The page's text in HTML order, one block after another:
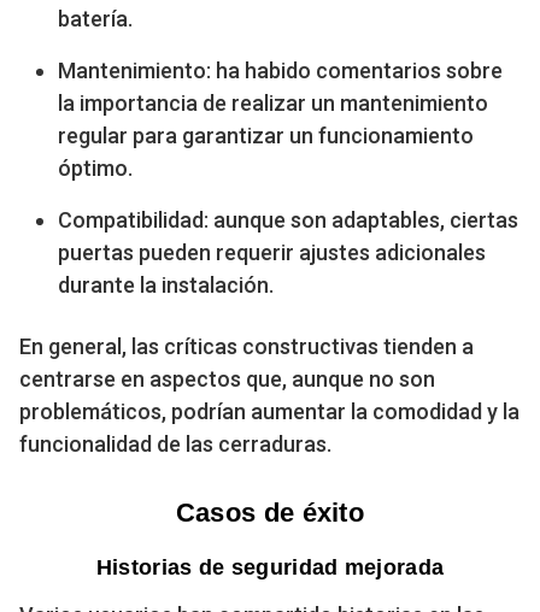
batería.
Mantenimiento: ha habido comentarios sobre
la importancia de realizar un mantenimiento
regular para garantizar un funcionamiento
óptimo.
Compatibilidad: aunque son adaptables, ciertas
puertas pueden requerir ajustes adicionales
durante la instalación.
En general, las críticas constructivas tienden a
centrarse en aspectos que, aunque no son
problemáticos, podrían aumentar la comodidad y la
funcionalidad de las cerraduras.
Casos de éxito
Historias de seguridad mejorada